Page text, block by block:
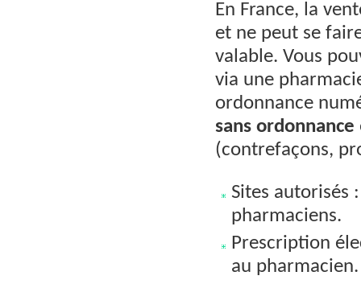
En France, la
et ne peut se
valable. Vous
via une
ordonnance
sans ordonnance
(contrefaçons,
Sites autorisés
pharmaciens.
Prescription
au pharmacien.